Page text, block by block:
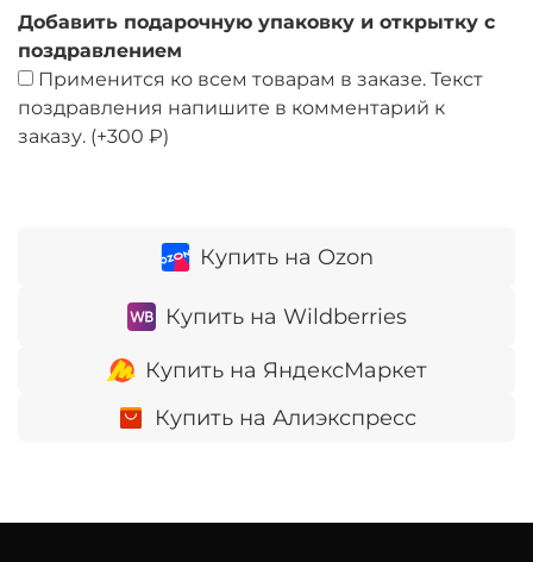
Купить на Ozon
Купить на Wildberries
Купить на ЯндексМаркет
Купить на Алиэкспресс
Добавить подарочную упаковку и открытку с
поздравлением
Применится ко всем товарам в заказе. Текст
поздравления напишите в комментарий к
заказу. (+300 ₽)